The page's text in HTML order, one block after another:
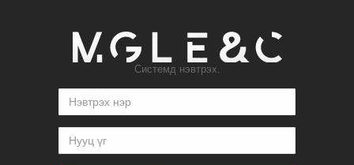
Системд нэвтрэх.